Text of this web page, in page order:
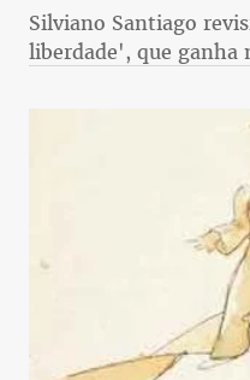
Silviano Santiago
liberdade', que ganha